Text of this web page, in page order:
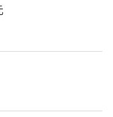
进、动人心魄
立鼓掌，欢呼
热情难抑，两
堂》，悠扬深
、临时改编的